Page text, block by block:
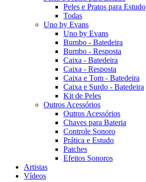
Peles e Pratos para Estudo
Todas
Uno by Evans
Uno by Evans
Bumbo - Batedeira
Bumbo - Resposta
Caixa - Batedeira
Caixa - Resposta
Caixa e Tom - Batedeira
Caixa e Surdo - Batedeira
Kit de Peles
Outros Acessórios
Outros Acessórios
Chaves para Bateria
Controle Sonoro
Prática e Estudo
Patches
Efeitos Sonoros
Artistas
Vídeos